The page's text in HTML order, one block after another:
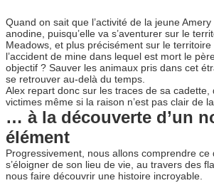
Quand on sait que l’activité de la jeune Amery
anodine, puisqu’elle va s’aventurer sur le
Meadows, et plus précisément sur le
l’accident de mine dans lequel est mort le
objectif ? Sauver les animaux pris dans cet
se retrouver au-delà du temps.
Alex repart donc sur les traces de sa cadette,
victimes même si la raison n’est pas clair de
… à la découverte d’un
élément
Progressivement, nous allons comprendre ce
s’éloigner de son lieu de vie, au travers des
nous faire découvrir une histoire incroyable.